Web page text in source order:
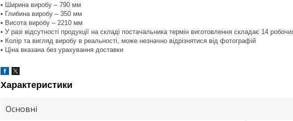
• Ширина виробу – 790 мм
• Глибина виробу – 350 мм
• Висота виробу – 2210 мм
• У разі відсутності продукції на складі постачальника термін виготовлення складає 14
• Колір та вигляд виробу в реальності, може незначно відрізнятися від фотографій
• Ціна вказана без урахування доставки
Характеристики
Основні